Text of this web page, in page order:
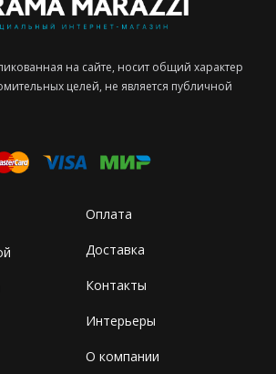
на сайте, носит общий характер
целей, не является публичной
Оплата
Доставка
Контакты
Интерьеры
О компании